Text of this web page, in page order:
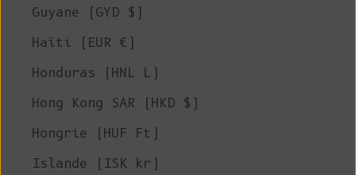
Guyane (GYD $)
Haïti (EUR €)
Honduras (HNL L)
Hong Kong SAR (HKD $)
Hongrie (HUF Ft)
Islande (ISK kr)